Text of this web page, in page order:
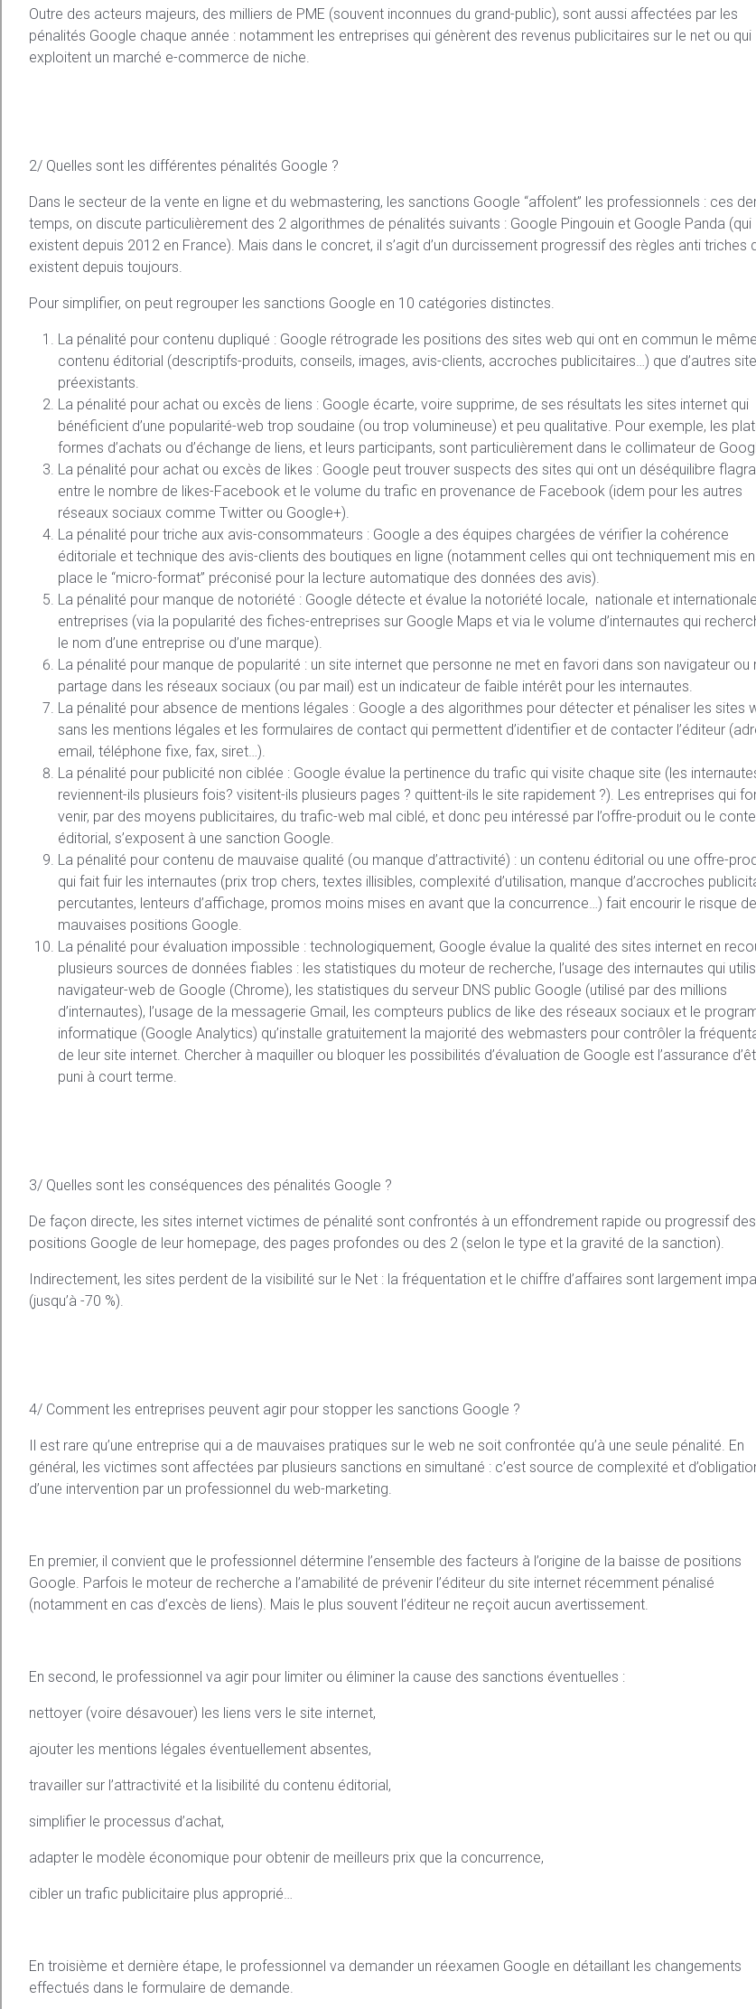
Outre des acteurs majeurs, des milliers de PME (souvent inconnues du grand-public), sont aussi affectées par les
pénalités Google chaque année : notamment les entreprises qui génèrent des revenus publicitaires sur le net ou qui
exploitent un marché e-commerce de niche.
2/ Quelles sont les différentes pénalités Google ?
Dans le secteur de la vente en ligne et du webmastering, les sanctions Google “affolent” les professionnels : ces
temps, on discute particulièrement des 2 algorithmes de pénalités suivants : Google Pingouin et Google Panda (qui
existent depuis 2012 en France). Mais dans le concret, il s’agit d’un durcissement progressif des règles anti triches
existent depuis toujours.
Pour simplifier, on peut regrouper les sanctions Google en 10 catégories distinctes.
La pénalité pour contenu dupliqué : Google rétrograde les positions des sites web qui ont en commun le même
contenu éditorial (descriptifs-produits, conseils, images, avis-clients, accroches publicitaires…) que d’autres
préexistants.
La pénalité pour achat ou excès de liens : Google écarte, voire supprime, de ses résultats les sites internet qui
bénéficient d’une popularité-web trop soudaine (ou trop volumineuse) et peu qualitative. Pour exemple, les
formes d’achats ou d’échange de liens, et leurs participants, sont particulièrement dans le collimateur de
La pénalité pour achat ou excès de likes : Google peut trouver suspects des sites qui ont un déséquilibre
entre le nombre de likes-Facebook et le volume du trafic en provenance de Facebook (idem pour les autres
réseaux sociaux comme Twitter ou Google+).
La pénalité pour triche aux avis-consommateurs : Google a des équipes chargées de vérifier la cohérence
éditoriale et technique des avis-clients des boutiques en ligne (notamment celles qui ont techniquement mis en
place le “micro-format” préconisé pour la lecture automatique des données des avis).
La pénalité pour manque de notoriété : Google détecte et évalue la notoriété locale, nationale et
entreprises (via la popularité des fiches-entreprises sur Google Maps et via le volume d’internautes qui
le nom d’une entreprise ou d’une marque).
La pénalité pour manque de popularité : un site internet que personne ne met en favori dans son navigateur ou
partage dans les réseaux sociaux (ou par mail) est un indicateur de faible intérêt pour les internautes.
La pénalité pour absence de mentions légales : Google a des algorithmes pour détecter et pénaliser les sites
sans les mentions légales et les formulaires de contact qui permettent d’identifier et de contacter l’éditeur
email, téléphone fixe, fax, siret…).
La pénalité pour publicité non ciblée : Google évalue la pertinence du trafic qui visite chaque site (les
reviennent-ils plusieurs fois? visitent-ils plusieurs pages ? quittent-ils le site rapidement ?). Les entreprises qui
venir, par des moyens publicitaires, du trafic-web mal ciblé, et donc peu intéressé par l’offre-produit ou le
éditorial, s’exposent à une sanction Google.
La pénalité pour contenu de mauvaise qualité (ou manque d’attractivité) : un contenu éditorial ou une offre-
qui fait fuir les internautes (prix trop chers, textes illisibles, complexité d’utilisation, manque d’accroches
percutantes, lenteurs d’affichage, promos moins mises en avant que la concurrence…) fait encourir le risque de
mauvaises positions Google.
La pénalité pour évaluation impossible : technologiquement, Google évalue la qualité des sites internet en
plusieurs sources de données fiables : les statistiques du moteur de recherche, l’usage des internautes qui
navigateur-web de Google (Chrome), les statistiques du serveur DNS public Google (utilisé par des millions
d’internautes), l’usage de la messagerie Gmail, les compteurs publics de like des réseaux sociaux et le
informatique (Google Analytics) qu’installe gratuitement la majorité des webmasters pour contrôler la
de leur site internet. Chercher à maquiller ou bloquer les possibilités d’évaluation de Google est l’assurance
puni à court terme.
3/ Quelles sont les conséquences des pénalités Google ?
De façon directe, les sites internet victimes de pénalité sont confrontés à un effondrement rapide ou progressif des
positions Google de leur homepage, des pages profondes ou des 2 (selon le type et la gravité de la sanction).
Indirectement, les sites perdent de la visibilité sur le Net : la fréquentation et le chiffre d’affaires sont largement
(jusqu’à -70 %).
4/ Comment les entreprises peuvent agir pour stopper les sanctions Google ?
Il est rare qu’une entreprise qui a de mauvaises pratiques sur le web ne soit confrontée qu’à une seule pénalité. En
général, les victimes sont affectées par plusieurs sanctions en simultané : c’est source de complexité et
d’une intervention par un professionnel du web-marketing.
En premier, il convient que le professionnel détermine l’ensemble des facteurs à l’origine de la baisse de positions
Google. Parfois le moteur de recherche a l’amabilité de prévenir l’éditeur du site internet récemment pénalisé
(notamment en cas d’excès de liens). Mais le plus souvent l’éditeur ne reçoit aucun avertissement.
En second, le professionnel va agir pour limiter ou éliminer la cause des sanctions éventuelles :
nettoyer (voire désavouer) les liens vers le site internet,
ajouter les mentions légales éventuellement absentes,
travailler sur l’attractivité et la lisibilité du contenu éditorial,
simplifier le processus d’achat,
adapter le modèle économique pour obtenir de meilleurs prix que la concurrence,
cibler un trafic publicitaire plus approprié…
En troisième et dernière étape, le professionnel va demander un réexamen Google en détaillant les changements
effectués dans le formulaire de demande.